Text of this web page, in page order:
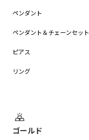
ペンダント
ペンダント＆チェーンセット
ピアス
リング
ゴールド